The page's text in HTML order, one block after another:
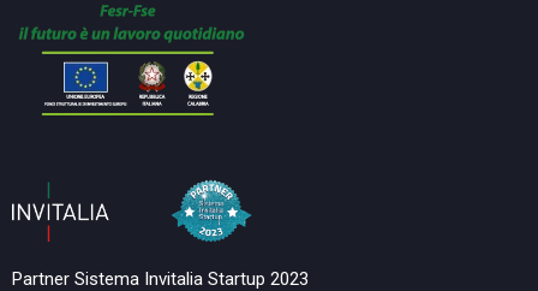
Partner Sistema Invitalia Startup 2023